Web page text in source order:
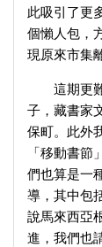
此吸引了更
個懶人包，
現原來市集
這期更難
子，藏書家
保町。此外
「移動書
們也算是一
導，其中包
說馬來西亞
進，我們也